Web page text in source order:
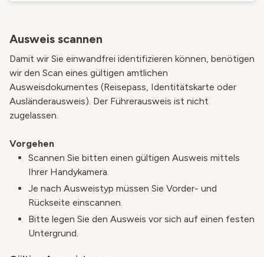
Ausweis scannen
Damit wir Sie einwandfrei identifizieren können, benötigen
wir den Scan eines gültigen amtlichen
Ausweisdokumentes (Reisepass, Identitätskarte oder
Ausländerausweis). Der Führerausweis ist nicht
zugelassen.
Vorgehen
Scannen Sie bitten einen gültigen Ausweis mittels
Ihrer Handykamera.
Je nach Ausweistyp müssen Sie Vorder- und
Rückseite einscannen.
Bitte legen Sie den Ausweis vor sich auf einen festen
Untergrund.